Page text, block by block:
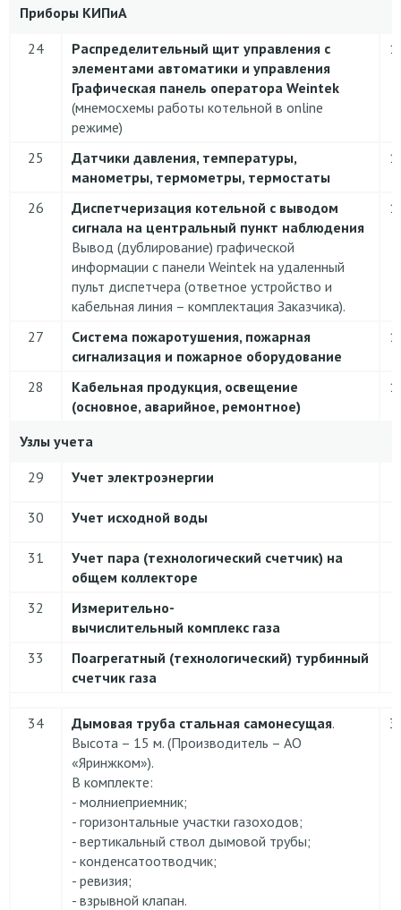
Приборы КИПиА
24
Распределительный щит управления с
элементами автоматики и управления
Графическая панель оператора Weintek
(мнемосхемы работы котельной в online
режиме)
1
25
Датчики давления, температуры,
манометры, термометры, термостаты
1
26
Диспетчеризация котельной с выводом
сигнала на центральный пункт наблюдения
Вывод (дублирование) графической
информации с панели Weintek на удаленный
пульт диспетчера (ответное устройство и
кабельная линия – комплектация Заказчика).
1
27
Система пожаротушения, пожарная
сигнализация и пожарное оборудование
1
28
Кабельная продукция, освещение
(основное, аварийное, ремонтное)
1
Узлы учета
29
Учет электроэнергии
30 Учет исходной воды
31 Учет пара (технологический счетчик) на
общем коллекторе
32
Измерительно-
вычислительный комплекс газа
33
Поагрегатный (технологический) турбинный
счетчик газа
34 Дымовая труба стальная самонесущая.
Высота – 15 м. (Производитель – АО
«Яринжком»).
В комплекте:
- молниеприемник;
- горизонтальные участки газоходов;
- вертикальный ствол дымовой трубы;
- конденсатоотводчик;
- ревизия;
- взрывной клапан.
3